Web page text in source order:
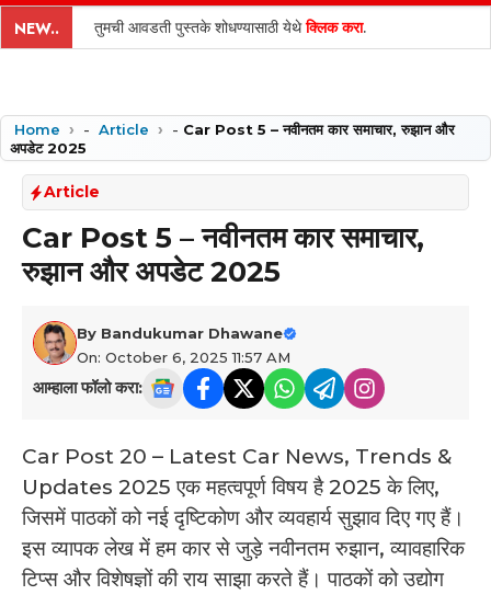
content
NEW.. तुमची आवडती पुस्तके शोधण्यासाठी येथेक्लिक करा.
Home - Article - Car Post 5 – नवीनतम कार समाचार, रुझान और
अपडेट 2025
Article
Car Post 5 – नवीनतम कार समाचार,
रुझान और अपडेट 2025
By Bandukumar Dhawane
On: October 6, 2025 11:57 AM
आम्हाला फॉलो करा:
Car Post 20 – Latest Car News, Trends &
Updates 2025 एक महत्वपूर्ण विषय है 2025 के लिए,
जिसमें पाठकों को नई दृष्टिकोण और व्यवहार्य सुझाव दिए गए हैं।
इस व्यापक लेख में हम कार से जुड़े नवीनतम रुझान, व्यावहारिक
टिप्स और विशेषज्ञों की राय साझा करते हैं। पाठकों को उद्योग